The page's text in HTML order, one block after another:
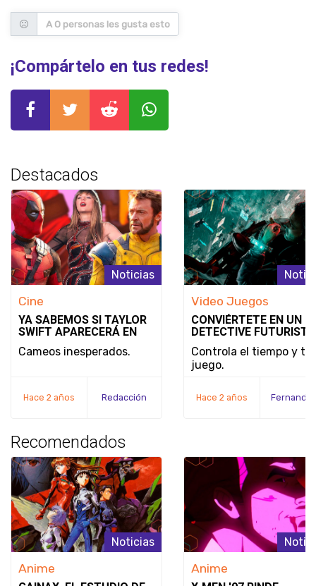
A 0 personas les gusta esto
¡Compártelo en tus redes!
Destacados
Noticias
Cine
YA SABEMOS SI TAYLOR
SWIFT APARECERÁ EN
DEADPOOL & WOLVERINE
Cameos inesperados.
Hace 2 años Redacción
Video Juegos
CONVIÉRTETE EN UN
DETECTIVE
SE REVELA EL MODO
JUEGO Y LA FECHA DE
LANZAMIENTO DE
Controla el tiempo y tu
juego.
Hace 2 años
Recomendados
Noticias
Anime Anime